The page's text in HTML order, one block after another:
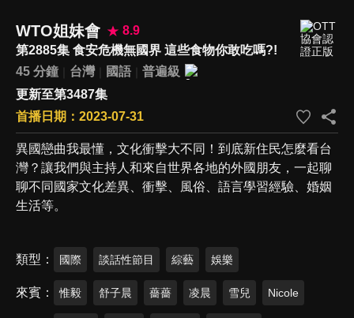
WTO姐妹會
8.9
第2885集 食安危機無國界 這些食物你敢吃嗎?!
45 分鐘
台灣 國語
普遍級
更新至第3487集
首播日期：2023-07-31
異國戀曲我最懂，文化衝擊大不同！到底新住民怎麼看台
灣？讓我們與主持人和來自世界各地的外國朋友，一起聊
聊不同國家文化差異、衝擊、風俗、語言學習經驗、婚姻
生活等。
類型 國際 談話性節目 綜藝 娛樂
來賓 惟毅 舒子晨 薔薔 凌晨 雪兒 Nicole